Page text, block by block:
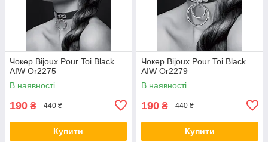
Чокер Bijoux Pour Toi Black
AIW Or2275
В наявності
190 ₴ 440 ₴
Купити
Чокер Bijoux Pour Toi Black
AIW Or2279
В наявності
190 ₴ 440 ₴
Купити